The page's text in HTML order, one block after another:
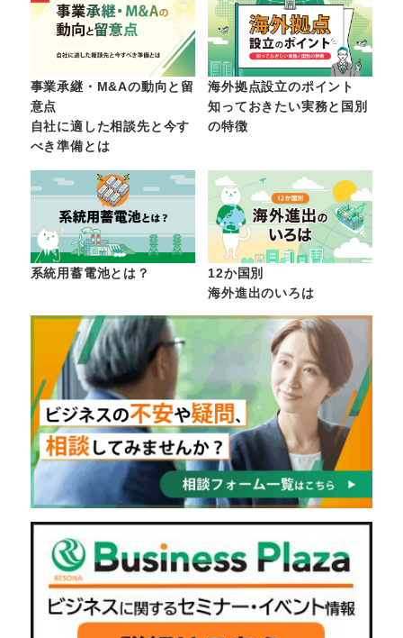
事業承継・M&Aの動向と留
意点
自社に適した相談先と今す
べき準備とは
海外拠点設立のポイント
知っておきたい実務と国別
の特徴
系統用蓄電池とは？
12か国別
海外進出のいろは